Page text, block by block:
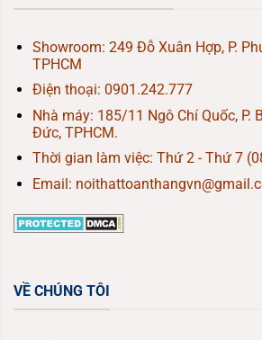
Showroom: 249 Đỗ Xuân Hợp, P.
TPHCM
Điện thoại: 0901.242.777
Nhà máy: 185/11 Ngô Chí Quốc, P.
Đức, TPHCM.
Thời gian làm việc: Thứ 2 - Thứ 7
Email:
VỀ CHÚNG TÔI